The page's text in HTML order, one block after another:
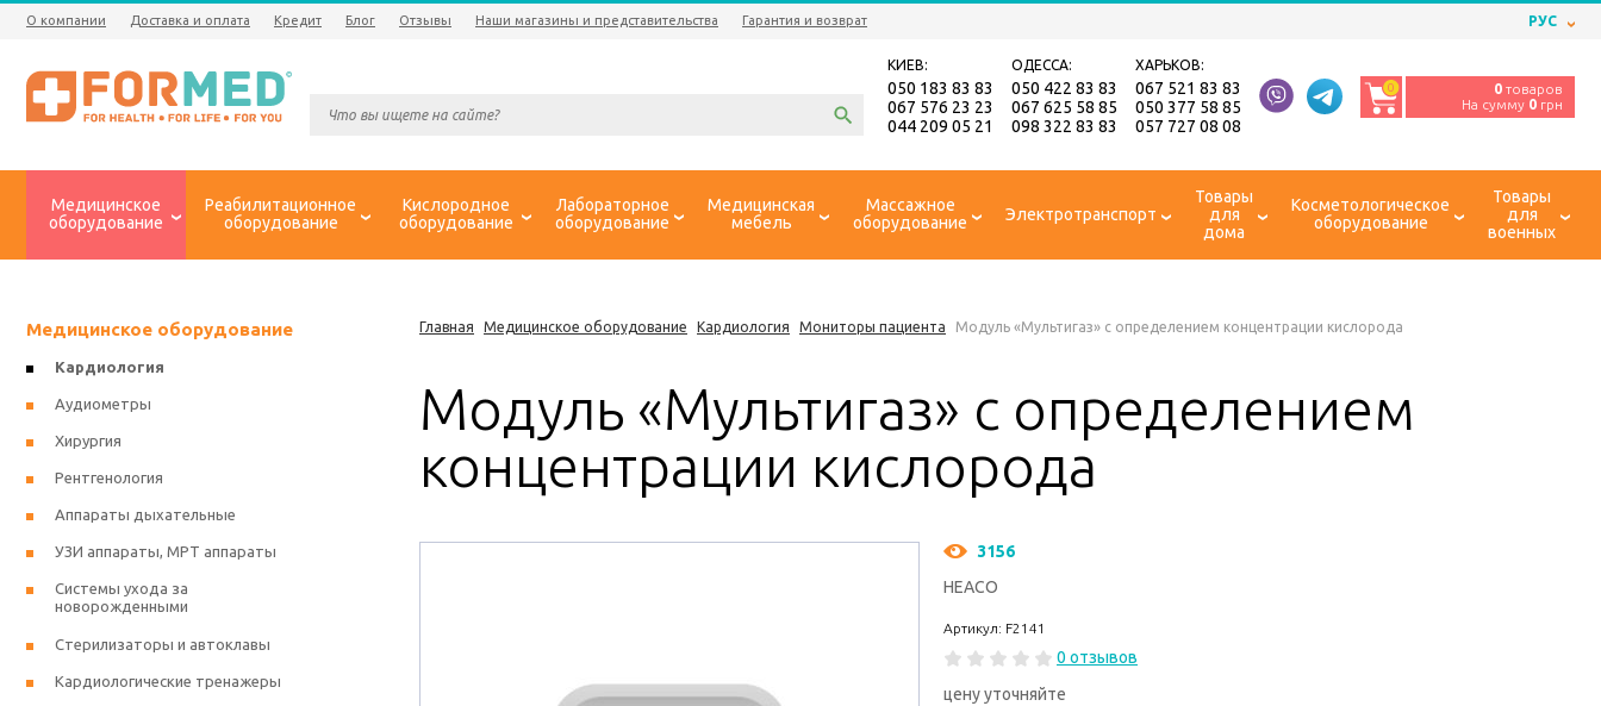
О компании Доставка и оплата Кредит Блог Отзывы Наши магазины и представительства Гарантия и возврат РУС
КИЕВ:
050 183 83 83
067 576 23 23
044 209 05 21
ОДЕССА:
050 422 83 83
067 625 58 85
098 322 83 83
ХАРЬКОВ:
067 521 83 83
050 377 58 85
057 727 08 08
0 0 товаров
На сумму 0 грн
Медицинское
оборудование
Реабилитационное
оборудование
Кислородное
оборудование
Лабораторное
оборудование
Медицинская
мебель
Массажное
оборудование
Электротранспорт
Товары
для
дома
Косметологическое
оборудование
Товары
для
военных
Главная Медицинское оборудование Кардиология Мониторы пациента Модуль «Мультигаз» с определением концентрации кислорода
Модуль «Мультигаз» с определением
концентрации кислорода
3156
HEACO
Артикул: F2141
0 отзывов
цену уточняйте
Медицинское оборудование
Кардиология
Аудиометры
Хирургия
Рентгенология
Аппараты дыхательные
УЗИ аппараты, МРТ аппараты
Системы ухода за
новорожденными
Стерилизаторы и автоклавы
Кардиологические тренажеры